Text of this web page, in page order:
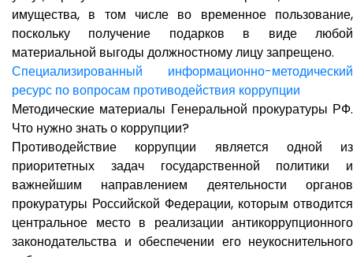
имущества, в том числе во временное пользование,
поскольку получение подарков в виде любой
материальной выгоды должностному лицу запрещено.
Специализированный информационно-методический
ресурс по вопросам противодействия коррупции
Методические материалы Генеральной прокуратуры РФ.
Что нужно знать о коррупции?
Противодействие коррупции является одной из
приоритетных задач государственной политики и
важнейшим направлением деятельности органов
прокуратуры Российской Федерации, которым отводится
центральное место в реализации антикоррупционного
законодательства и обеспечении его неукоснительного